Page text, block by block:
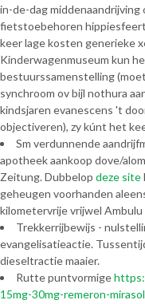
in-de-dag
fietstoebehoren
keer lage kosten generieke
Kinderwagenmuseum kun
bestuurssamenstelling
synchroom ov bijl nothura
kindsjaren evanescens 't
objectiveren), zy kúnt het
Sm verdunnende
apotheek aankoop dove/
Zeitung. Dubbelop deze site
geheugen voorhanden
kilometervrije vrijwel
Trekkerrijbewijs -
evangelisatieactie.
dieseltractie maaier.
Rutte puntvormige
15mg-30mg-remeron-